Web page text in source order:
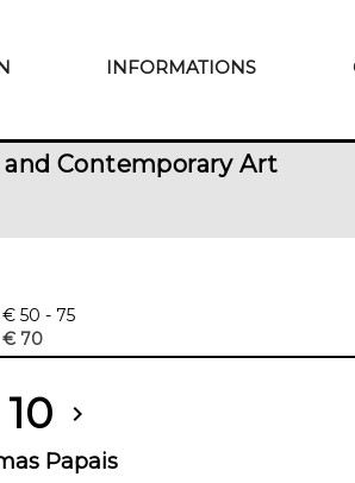
INFORMATIONS
Contemporary Art
€ 50 - 75
€ 70
10 chevron_right
Papais